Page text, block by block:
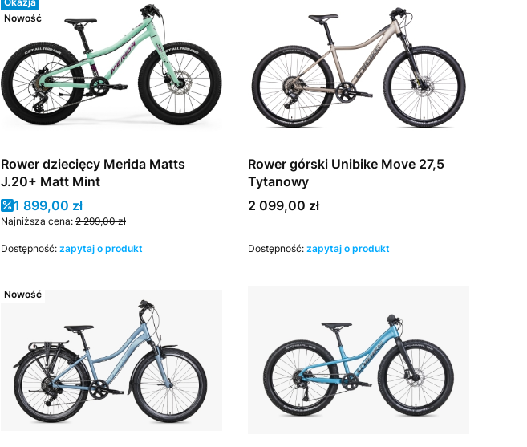
Nowość
Rower dziecięcy Merida Matts
J.20+ Matt Mint
Cena promocyjna
1 899,00 zł
Najniższa cena: 2 299,00 zł
Dostępność: zapytaj o produkt
Rower górski Unibike Move 27,5
Tytanowy
Cena
2 099,00 zł
Dostępność: zapytaj o produkt
Nowość